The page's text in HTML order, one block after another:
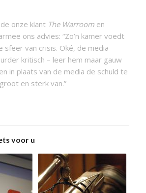
onze klant The Warroomen
ons advies: “Zo’n kamer voedt
sfeer van crisis. Oké, de media
kritisch – leer hem maar gauw
in plaats van de media de schuld te
en sterk van.”
voor u